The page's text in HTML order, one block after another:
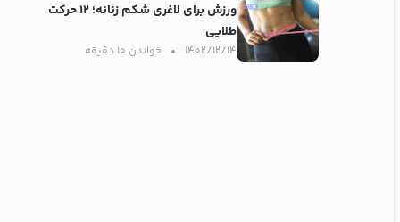
ورزش برای لاغری شکم زنانه؛ ۱۲ حرکت
طلایی
۱۴۰۲/۱۲/۱۴ خواندن ۱۰ دقیقه‌